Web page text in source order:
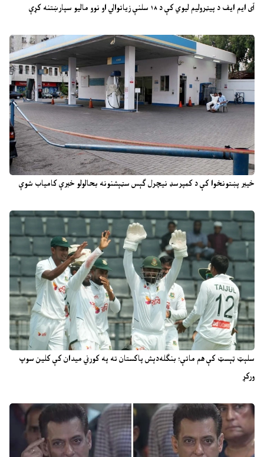
آی ایم ایف د پیټرولیم لیوي کې د ۱۸ سلنې زیاتوالي او نوو مالیو سپارښتنه کړې
خیبر پښتونخوا کې د کمپرسډ نیچرل ګېس سټېشنونه بحالولو خبرې کامیاب شوې
سلېټ ټېسټ کې هم ماتې؛ بنګله‌دېش پاکستان ته په کورني میدان کې کلین سوپ
ورکړ